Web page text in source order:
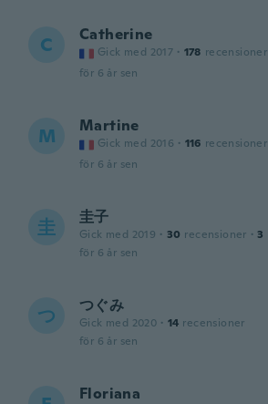
C Catherine
Gick med 2017 · 178 recensioner
för 6 år sen
M Martine
Gick med 2016 · 116 recensioner
för 6 år sen
圭 圭子
Gick med 2019 · 30 recensioner · 3
för 6 år sen
つ つぐみ
Gick med 2020 · 14 recensioner
för 6 år sen
Floriana